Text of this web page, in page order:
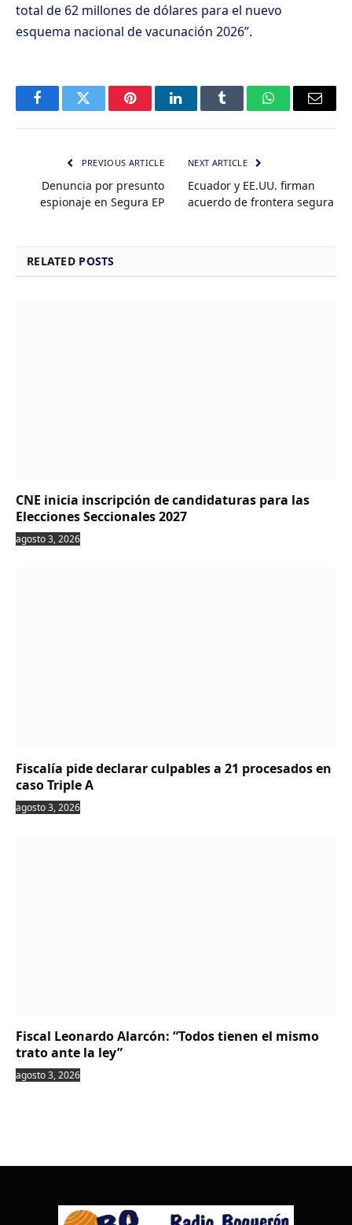
total de 62 millones de dólares para el nuevo
esquema nacional de vacunación 2026”.
FacebookTwitter PinterestLinkedInTumblr WhatsAppEmail
PREVIOUS ARTICLE
Denuncia por presunto
espionaje en Segura EP
NEXT ARTICLE
Ecuador y EE.UU. firman
acuerdo de frontera segura
RELATED POSTS
CNE inicia inscripción de candidaturas para las
Elecciones Seccionales 2027
agosto 3, 2026
Fiscalía pide declarar culpables a 21 procesados en
caso Triple A
agosto 3, 2026
Fiscal Leonardo Alarcón: “Todos tienen el mismo
trato ante la ley”
agosto 3, 2026